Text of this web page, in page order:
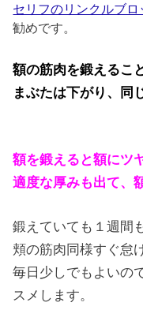
セリフのリンクルブロ
勧めです。
額の筋肉を鍛えるこ
まぶたは下がり、同
額を鍛えると額にツ
適度な厚みも出て、
鍛えていても１週間
頬の筋肉同様すぐ怠
毎日少しでもよいの
スメします。